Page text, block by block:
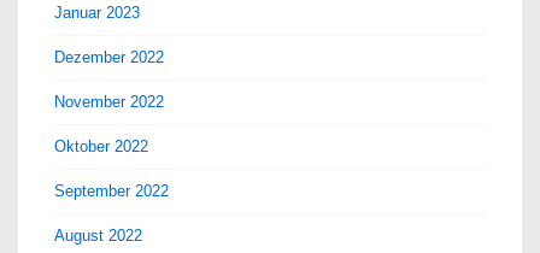
Januar 2023
Dezember 2022
November 2022
Oktober 2022
September 2022
August 2022